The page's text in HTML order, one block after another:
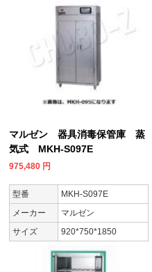
マルゼン 器具消毒保管庫 蒸
気式 MKH-S097E
975,480 円
型番
MKH-S097E
メーカー
マルゼン
サイズ
920*750*1850